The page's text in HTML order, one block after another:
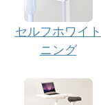
セルフホワイト
ニング